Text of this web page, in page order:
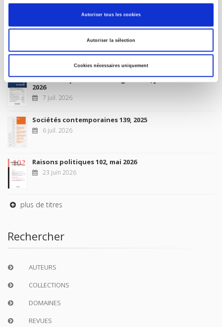
Autoriser tous les cookies
Autoriser la sélection
Cookies nécessaires uniquement
Revue française de science politique 76-2, avril-juin
10 juil. 2026
Revue française de sociologie 66 3/4, juillet-décembre
2026
7 juil. 2026
Sociétés contemporaines 139, 2025
6 juil. 2026
Raisons politiques 102, mai 2026
23 juin 2026
plus de titres
Rechercher
AUTEURS
COLLECTIONS
DOMAINES
REVUES